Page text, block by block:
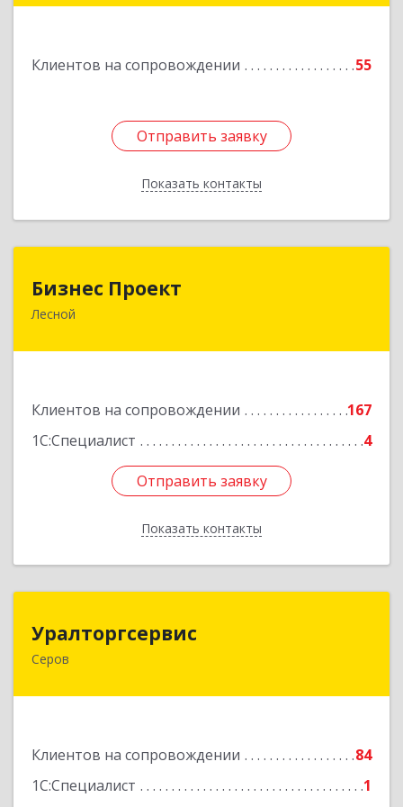
Клиентов на сопровождении 55
Отправить заявку
Показать контакты
Отправить заявку
Назад
Бизнес Проект
Лесной
Клиентов на сопровождении
167
1С:Специалист
4
Отправить заявку
Показать контакты
624200, Свердловская обл, Лесной г, Сиротина
Отправить заявку
Назад
Уралторгсервис
Серов
Клиентов на сопровождении
84
1С:Специалист
1
624980, Свердловская обл, Серов г, Кирова ул,